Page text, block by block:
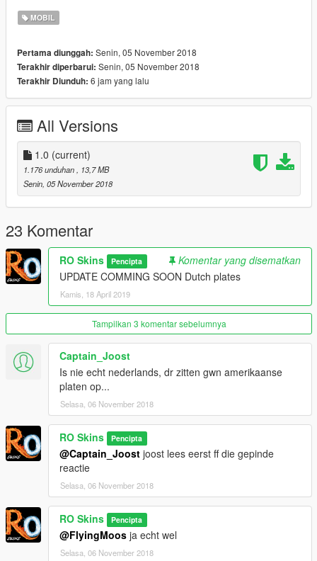
MOBIL
Pertama diunggah: Senin, 05 November 2018
Terakhir diperbarui: Senin, 05 November 2018
Terakhir Diunduh: 6 jam yang lalu
All Versions
1.0 (current)
1.176 unduhan, 13,7 MB
Senin, 05 November 2018
23 Komentar
RO Skins Pencipta
Komentar yang disematkan
UPDATE COMMING SOON Dutch plates
Kamis, 18 April 2019
Tampilkan 3 komentar sebelumnya
Captain_Joost
Is nie echt nederlands, dr zitten gwn amerikaanse
platen op...
Selasa, 06 November 2018
RO Skins Pencipta
@Captain_Joost joost lees eerst ff die gepinde
reactie
Selasa, 06 November 2018
RO Skins Pencipta
@FlyingMoos ja echt wel
Selasa, 06 November 2018